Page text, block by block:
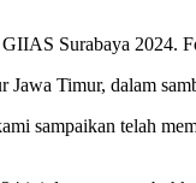
GIIAS Surabaya 2024.
Timur, dalam
sampaikan telah